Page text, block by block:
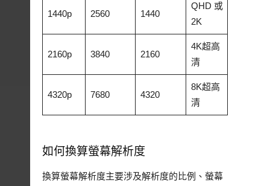
1440p 2560 1440
QHD 或
2K
2160p 3840 2160
4K超高
清
4320p 7680 4320
8K超高
清
如何換算螢幕解析度
換算螢幕解析度主要涉及解析度的比例、螢幕